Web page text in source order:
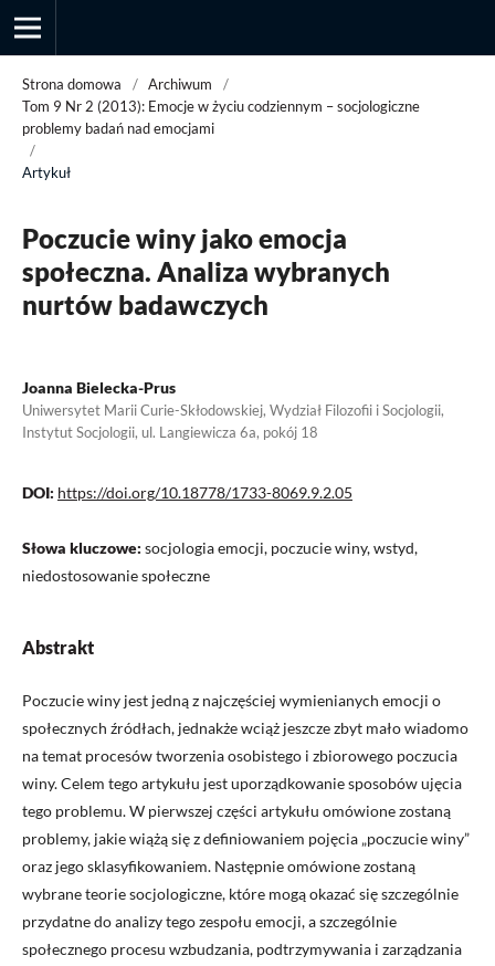
Strona domowa / Archiwum
/
Tom 9 Nr 2 (2013): Emocje w życiu codziennym – socjologiczne
problemy badań nad emocjami
/
Artykuł
Poczucie winy jako emocja
społeczna. Analiza wybranych
nurtów badawczych
Joanna Bielecka-Prus
Uniwersytet Marii Curie-Skłodowskiej, Wydział Filozofii i Socjologii,
Instytut Socjologii, ul. Langiewicza 6a, pokój 18
DOI: https://doi.org/10.18778/1733-8069.9.2.05
Słowa kluczowe: socjologia emocji, poczucie winy, wstyd,
niedostosowanie społeczne
Abstrakt
Poczucie winy jest jedną z najczęściej wymienianych emocji o
społecznych źródłach, jednakże wciąż jeszcze zbyt mało wiadomo
na temat procesów tworzenia osobistego i zbiorowego poczucia
winy. Celem tego artykułu jest uporządkowanie sposobów ujęcia
tego problemu. W pierwszej części artykułu omówione zostaną
problemy, jakie wiążą się z definiowaniem pojęcia „poczucie winy”
oraz jego sklasyfikowaniem. Następnie omówione zostaną
wybrane teorie socjologiczne, które mogą okazać się szczególnie
przydatne do analizy tego zespołu emocji, a szczególnie
społecznego procesu wzbudzania, podtrzymywania i zarządzania